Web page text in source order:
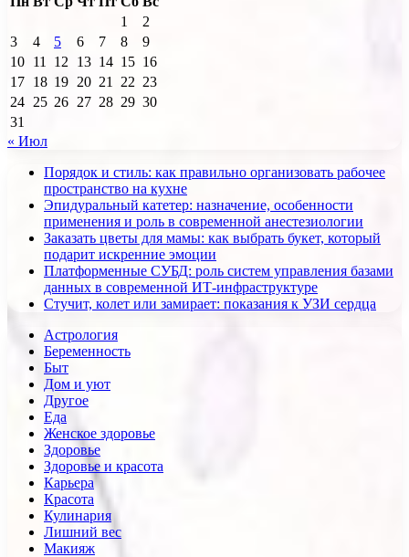
1
2
3
4 5 6 7 8
9
10 11 12 13 14 15 16
17 18 19 20 21 22 23
24 25 26 27 28 29 30
31
« Июл
Порядок и стиль: как правильно организовать рабочее
пространство на кухне
Эпидуральный катетер: назначение, особенности
применения и роль в современной анестезиологии
Заказать цветы для мамы: как выбрать букет, который
подарит искренние эмоции
Платформенные СУБД: роль систем управления базами
данных в современной ИТ-инфраструктуре
Стучит, колет или замирает: показания к УЗИ сердца
Астрология
Беременность
Быт
Дом и уют
Другое
Еда
Женское здоровье
Здоровье
Здоровье и красота
Карьера
Красота
Кулинария
Лишний вес
Макияж